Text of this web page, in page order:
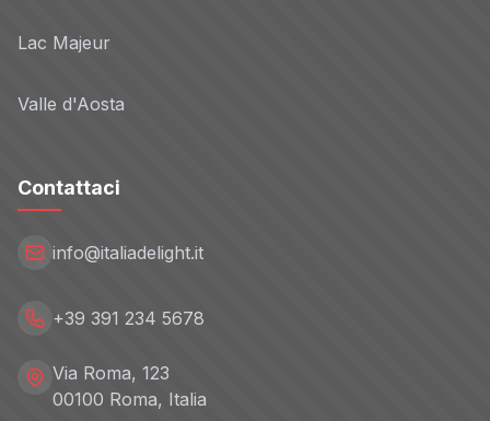
Lac Majeur
Valle d'Aosta
Contattaci
info@italiadelight.it
+39 391 234 5678
Via Roma, 123
00100 Roma, Italia